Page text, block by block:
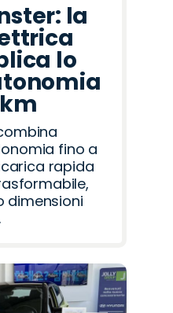
la
lo
fino a
rapida
dimensioni